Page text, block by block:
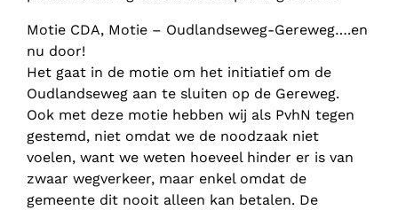
Motie CDA, Motie – Oudlandseweg-Gereweg….en
nu door!
Het gaat in de motie om het initiatief om de
Oudlandseweg aan te sluiten op de Gereweg.
Ook met deze motie hebben wij als PvhN tegen
gestemd, niet omdat we de noodzaak niet
voelen, want we weten hoeveel hinder er is van
zwaar wegverkeer, maar enkel omdat de
gemeente dit nooit alleen kan betalen. De